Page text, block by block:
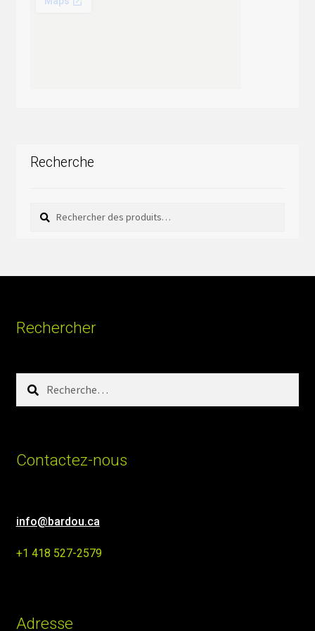
Recherche
Rechercher :
Rechercher
Rechercher
Rechercher :
Contactez-nous
info@bardou.ca
+1 418 527-2579
Adresse